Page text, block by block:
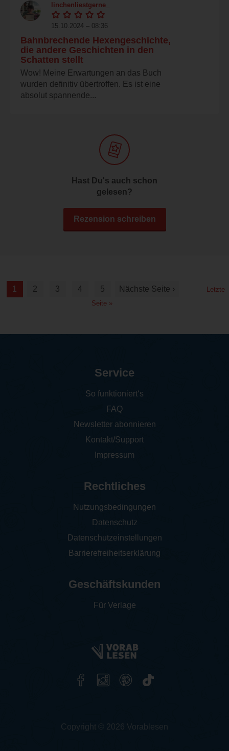
linchenliestgerne_
15.10.2024 – 08:36
Bahnbrechende Hexengeschichte,
die andere Geschichten in den
Schatten stellt
Wow! Meine Erwartungen an das Buch
wurden definitiv übertroffen. Es ist eine
absolut spannende...
Hast Du's auch schon
gelesen?
Rezension schreiben
1 2 3 4 5 Nächste Seite ›
Letzte
Seite »
Service
So funktioniert‘s
FAQ
Newsletter abonnieren
Kontakt/Support
Impressum
Rechtliches
Nutzungsbedingungen
Datenschutz
Datenschutzeinstellungen
Barrierefreiheitserklärung
Geschäftskunden
Für Verlage
Copyright © 2026 Vorablesen